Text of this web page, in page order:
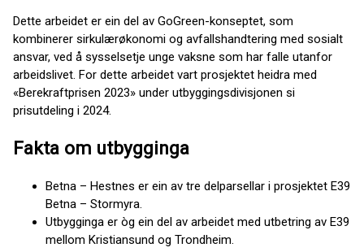
Dette arbeidet er ein del av GoGreen-konseptet, som
kombinerer sirkulærøkonomi og avfallshandtering med sosialt
ansvar, ved å sysselsetje unge vaksne som har falle utanfor
arbeidslivet. For dette arbeidet vart prosjektet heidra med
«Berekraftprisen 2023» under utbyggingsdivisjonen si
prisutdeling i 2024.
Fakta om utbygginga
Betna – Hestnes er ein av tre delparsellar i prosjektet E39
Betna – Stormyra.
Utbygginga er òg ein del av arbeidet med utbetring av E39
mellom Kristiansund og Trondheim.